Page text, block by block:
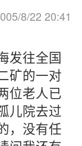
8/22 20:41
发往全国
矿的一对
位老人已
儿院去过
，没有任